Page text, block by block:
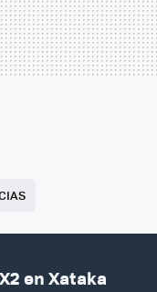
en Xataka